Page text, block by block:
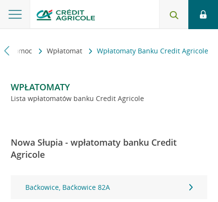
i pomoc Wpłatomat Wpłatomaty Banku Credit Agricole
WPŁATOMATY
Lista wpłatomatów banku Credit Agricole
Nowa Słupia - wpłatomaty banku Credit
Agricole
Baćkowice, Baćkowice 82A